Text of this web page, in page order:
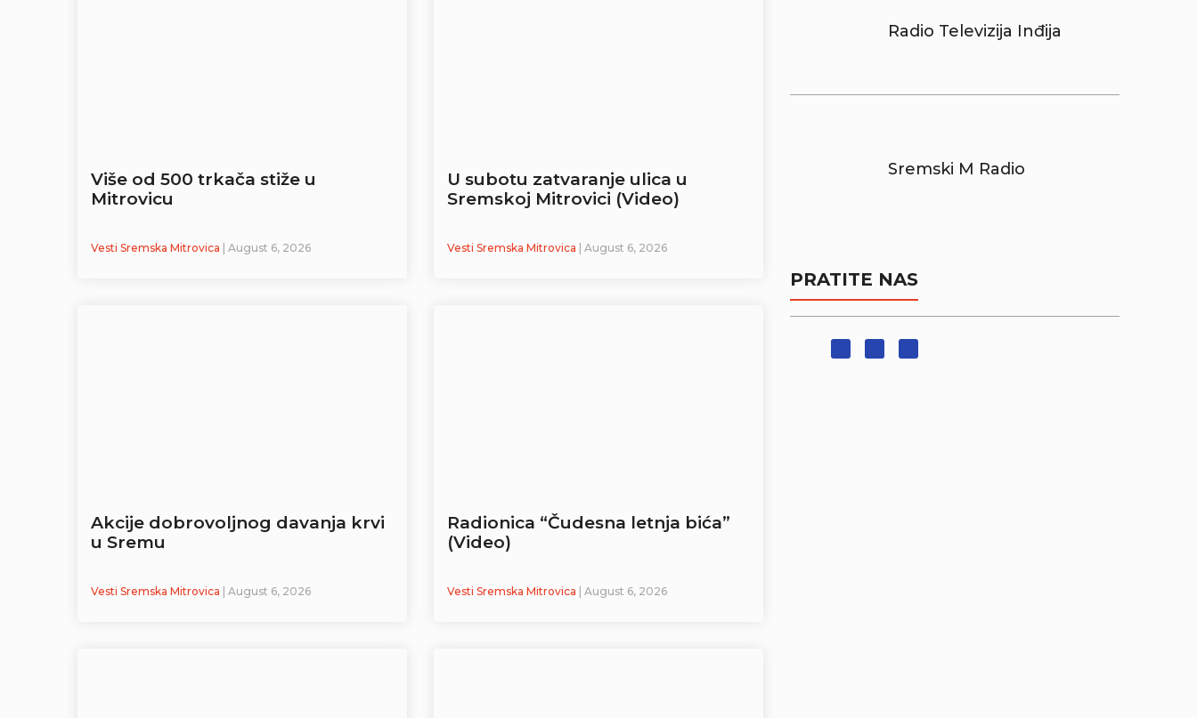
Više od 500 trkača stiže u
Mitrovicu
Vesti Sremska Mitrovica | August 6, 2026
U subotu zatvaranje ulica u
Sremskoj Mitrovici (Video)
Vesti Sremska Mitrovica | August 6, 2026
Akcije dobrovoljnog davanja krvi
u Sremu
Vesti Sremska Mitrovica | August 6, 2026
Radionica “Čudesna letnja bića”
(Video)
Vesti Sremska Mitrovica | August 6, 2026
Radio Televizija Inđija
Sremski M Radio
PRATITE NAS